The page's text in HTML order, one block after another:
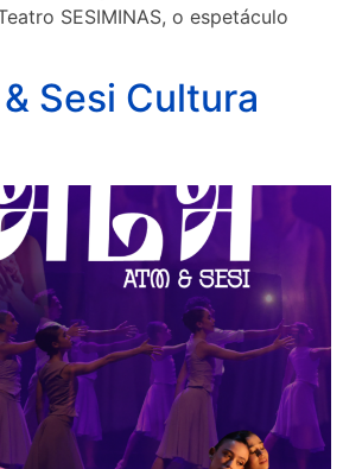
SESIMINAS, o espetáculo
Sesi Cultura